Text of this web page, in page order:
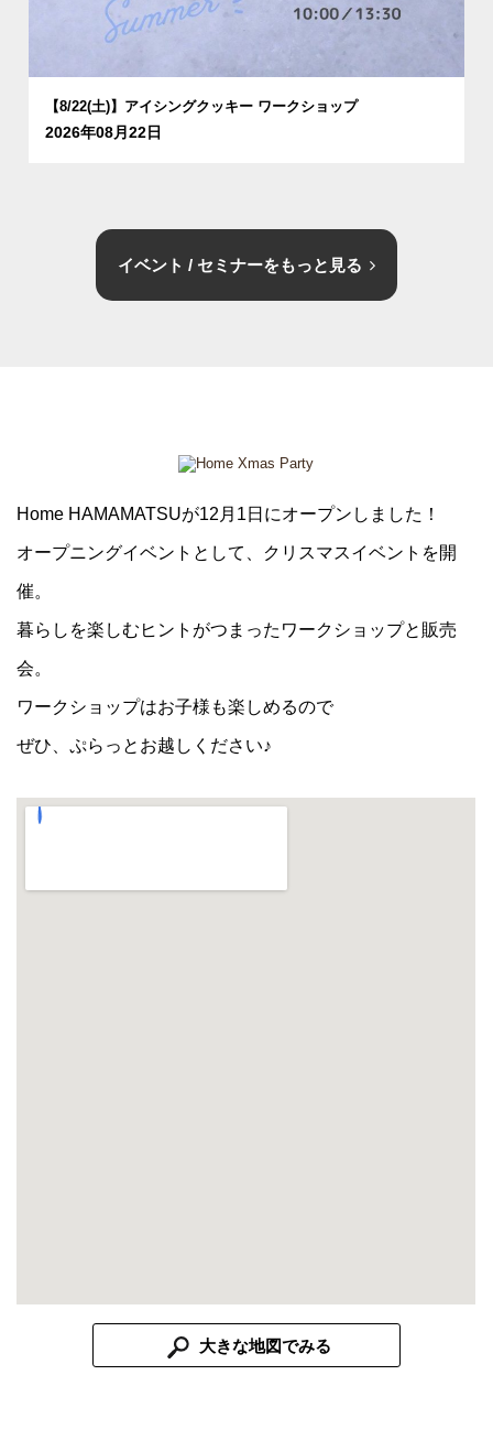
【8/22(土)】アイシングクッキー ワークショップ
2026年08月22日
イベント / セミナーをもっと見る
Home HAMAMATSUが12月1日にオープンしました！
オープニングイベントとして、クリスマスイベントを開
催。
暮らしを楽しむヒントがつまったワークショップと販売
会。
ワークショップはお子様も楽しめるので
ぜひ、ぷらっとお越しください♪
大きな地図でみる